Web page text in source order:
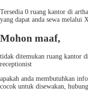
Tersedia 0 ruang kantor di
yang dapat anda sewa melalui
Mohon maaf,
tidak ditemukan ruang kantor
receptionist
apakah anda membutuhkan
cocok untuk disewakan,